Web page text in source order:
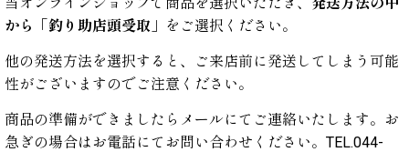
から「釣り助店頭受取」 をご選択ください。
他の発送方法を選択すると、ご来店前に発送してしまう可能
性がございますのでご注意ください。
商品の準備ができましたらメールにてご連絡いたします。お
急ぎの場合はお電話にてお問い合わせください。 TEL.044-